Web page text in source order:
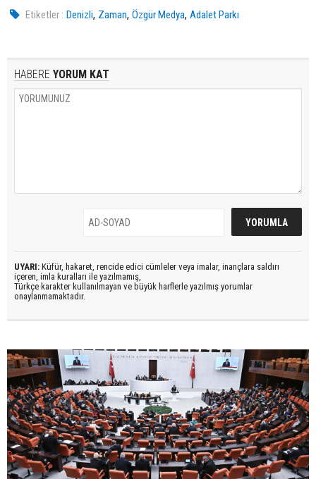
Etiketler : Denizli, Zaman,Özgür Medya,Adalet Parkı
HABERE YORUM KAT
UYARI: Küfür, hakaret, rencide edici cümleler veya imalar, inançlara saldırı
içeren, imla kuralları ile yazılmamış,
Türkçe karakter kullanılmayan ve büyük harflerle yazılmış yorumlar
onaylanmamaktadır.